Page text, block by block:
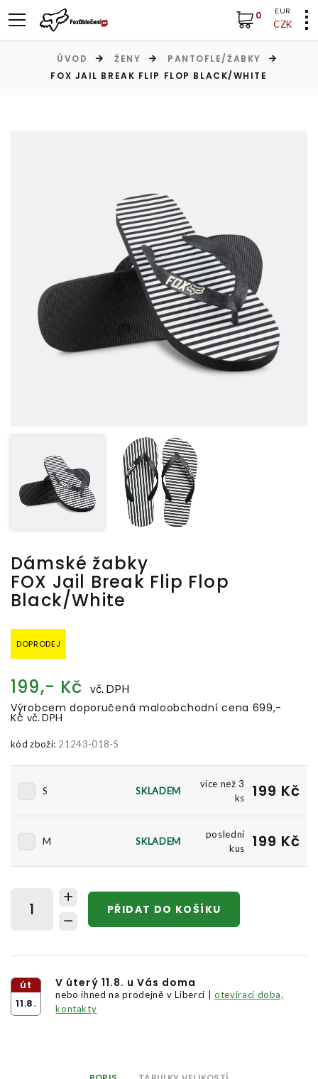
EUR
CZK
0
ÚVOD ŽENY
PANTOFLE/ŽABKY
FOX JAIL BREAK FLIP FLOP BLACK/WHITE
Dámské žabky
FOX Jail Break Flip Flop
Black/White
DOPRODEJ
199,- Kč vč. DPH
Výrobcem doporučená maloobchodní cena 699,-
Kč vč. DPH
kód zboží: 21243-018-S
S SKLADEM
více než 3
ks
199 Kč
M SKLADEM
poslední
kus
199 Kč
PŘIDAT DO KOŠÍKU
út
11.8.
V úterý 11.8. u Vás doma
nebo ihned na prodejně v Liberci | otevírací doba,
kontakty